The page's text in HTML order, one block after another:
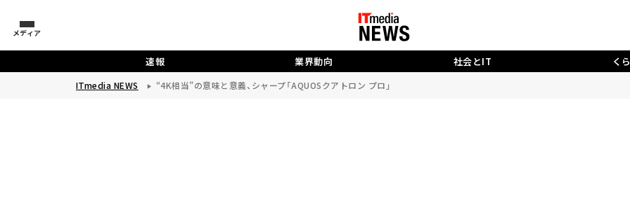
メディア
速報 業界動向 社会とIT く
ITmedia NEWS “4K相当”の意味と意義、シャープ「AQUOSクアトロン プロ」